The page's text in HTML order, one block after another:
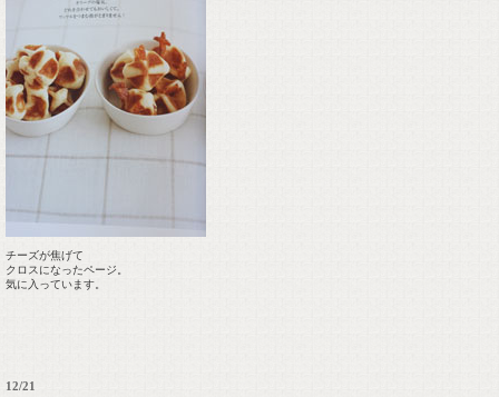
チーズが焦げて
クロスになったページ。
気に入っています。
12/21